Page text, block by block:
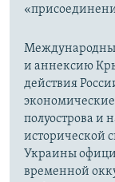
и аннексию
действия
полуострова и
исторической
Украины
временной